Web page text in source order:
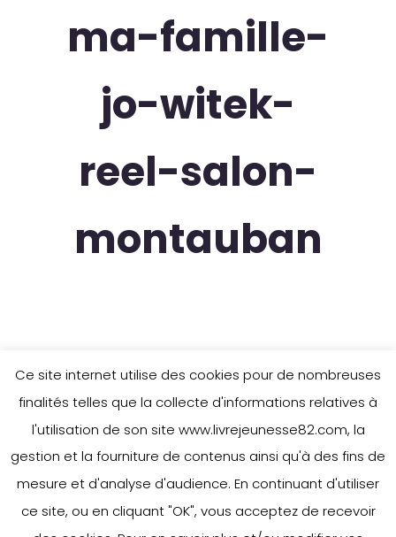
ma-famille-
jo-witek-
reel-salon-
montauban
Ce site internet utilise des cookies pour de nombreuses
finalités telles que la collecte d'informations relatives à
l'utilisation de son site www.livrejeunesse82.com, la
gestion et la fourniture de contenus ainsi qu'à des fins de
mesure et d'analyse d'audience. En continuant d'utiliser
ce site, ou en cliquant "OK", vous acceptez de recevoir